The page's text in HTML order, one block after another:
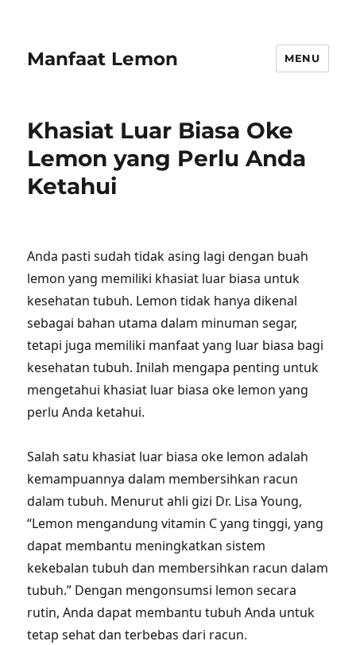
Manfaat Lemon MENU
Khasiat Luar Biasa Oke
Lemon yang Perlu Anda
Ketahui
Anda pasti sudah tidak asing lagi dengan buah
lemon yang memiliki khasiat luar biasa untuk
kesehatan tubuh. Lemon tidak hanya dikenal
sebagai bahan utama dalam minuman segar,
tetapi juga memiliki manfaat yang luar biasa bagi
kesehatan tubuh. Inilah mengapa penting untuk
mengetahui khasiat luar biasa oke lemon yang
perlu Anda ketahui.
Salah satu khasiat luar biasa oke lemon adalah
kemampuannya dalam membersihkan racun
dalam tubuh. Menurut ahli gizi Dr. Lisa Young,
“Lemon mengandung vitamin C yang tinggi, yang
dapat membantu meningkatkan sistem
kekebalan tubuh dan membersihkan racun dalam
tubuh.” Dengan mengonsumsi lemon secara
rutin, Anda dapat membantu tubuh Anda untuk
tetap sehat dan terbebas dari racun.